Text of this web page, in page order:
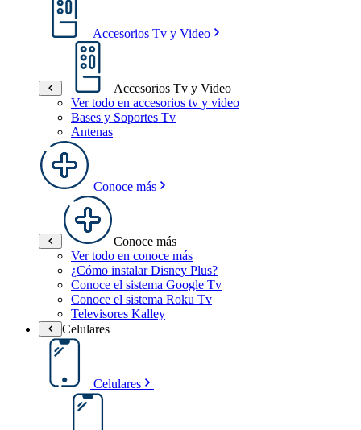
Accesorios Tv y Video
Accesorios Tv y Video
Ver todo en accesorios tv y video
Bases y Soportes Tv
Antenas
Conoce más
Conoce más
Ver todo en conoce más
¿Cómo instalar Disney Plus?
Conoce el sistema Google Tv
Conoce el sistema Roku Tv
Televisores Kalley
Celulares
Celulares